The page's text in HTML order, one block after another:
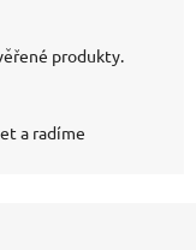
produkty.
a radíme